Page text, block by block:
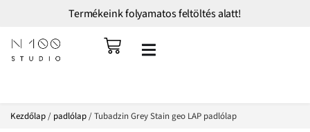
Termékeink folyamatos feltöltés alatt!
Kezdőlap/ padlólap/ Tubadzin Grey Stain geo LAP padlólap